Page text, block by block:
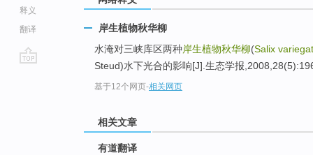
释义
翻译
岸生植物秋华柳
水淹对三峡库区两种岸生植物秋华柳(Salix
Steud)水下光合的影响[J].生态学报
基于12个网页-相关网页
相关文章
有道翻译